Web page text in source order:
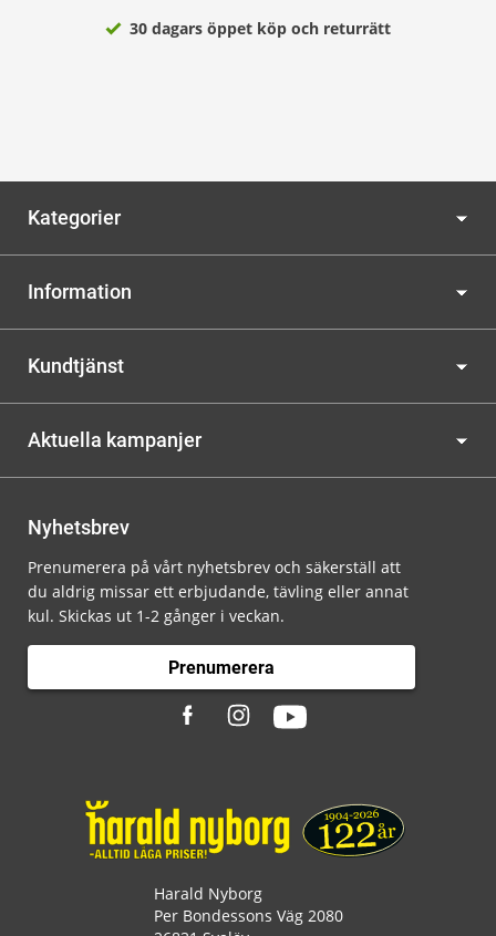
30 dagars öppet köp och returrätt
Kategorier
Information
Kundtjänst
Aktuella kampanjer
Nyhetsbrev
Prenumerera på vårt nyhetsbrev och säkerställ att
du aldrig missar ett erbjudande, tävling eller annat
kul. Skickas ut 1-2 gånger i veckan.
Prenumerera
Harald Nyborg
Per Bondessons Väg 2080